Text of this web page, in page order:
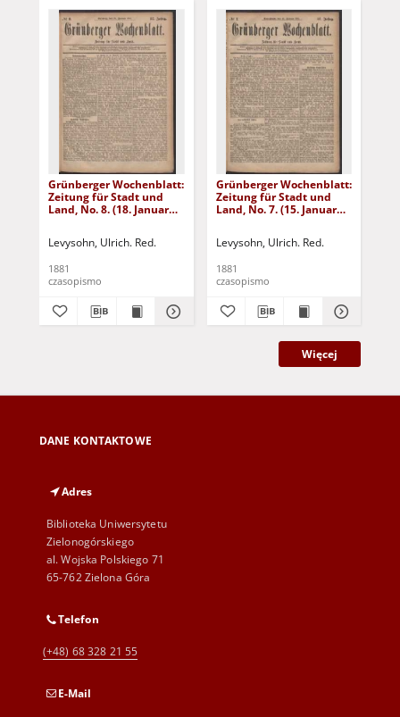
Grünberger Wochenblatt:
Zeitung für Stadt und
Land, No. 8. (18. Januar
Levysohn, Ulrich. Red.
1881
czasopismo
Grünberger Wochenblatt:
Zeitung für Stadt und
Land, No. 7. (15. Januar
Levysohn, Ulrich. Red.
1881
czasopismo
Więcej
DANE KONTAKTOWE
Adres
Biblioteka Uniwersytetu
Zielonogórskiego
al. Wojska Polskiego 71
65-762 Zielona Góra
Telefon
(+48) 68 328 21 55
E-Mail